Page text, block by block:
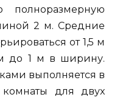
полноразмерную
2 м. Средние
от 1,5 м
до 1 м в ширину.
выполняется в
для двух